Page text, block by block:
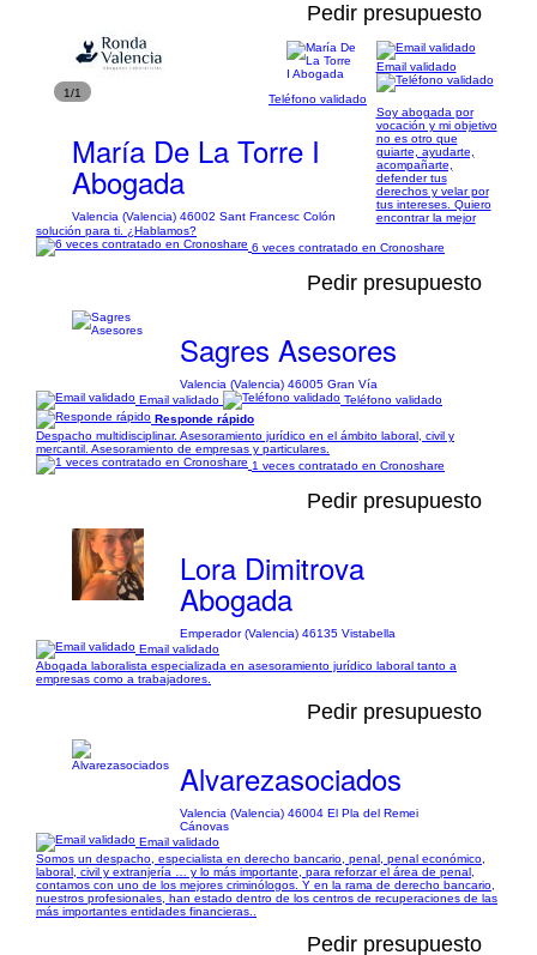
1/1
Pedir presupuesto
María De La Torre I
Abogada
Valencia (Valencia) 46002 Sant Francesc Colón
Email validado
Teléfono validado
Soy abogada por
vocación y mi objetivo
no es otro que
guiarte, ayudarte,
acompañarte,
defender tus
derechos y velar por
tus intereses. Quiero
encontrar la mejor
solución para ti. ¿Hablamos?
6 veces contratado en Cronoshare
Pedir presupuesto
Sagres Asesores
Valencia (Valencia) 46005 Gran Vía
Email validado
Teléfono validado
Responde rápido
Despacho multidisciplinar. Asesoramiento jurídico en el ámbito laboral, civil y
mercantil. Asesoramiento de empresas y particulares.
1 veces contratado en Cronoshare
Pedir presupuesto
Lora Dimitrova
Abogada
Emperador (Valencia) 46135 Vistabella
Email validado
Abogada laboralista especializada en asesoramiento jurídico laboral tanto a
empresas como a trabajadores.
Pedir presupuesto
Alvarezasociados
Valencia (Valencia) 46004 El Pla del Remei
Cánovas
Email validado
Somos un despacho, especialista en derecho bancario, penal, penal económico,
laboral, civil y extranjería … y lo más importante, para reforzar el área de penal,
contamos con uno de los mejores criminólogos. Y en la rama de derecho bancario,
nuestros profesionales, han estado dentro de los centros de recuperaciones de las
más importantes entidades financieras..
Pedir presupuesto